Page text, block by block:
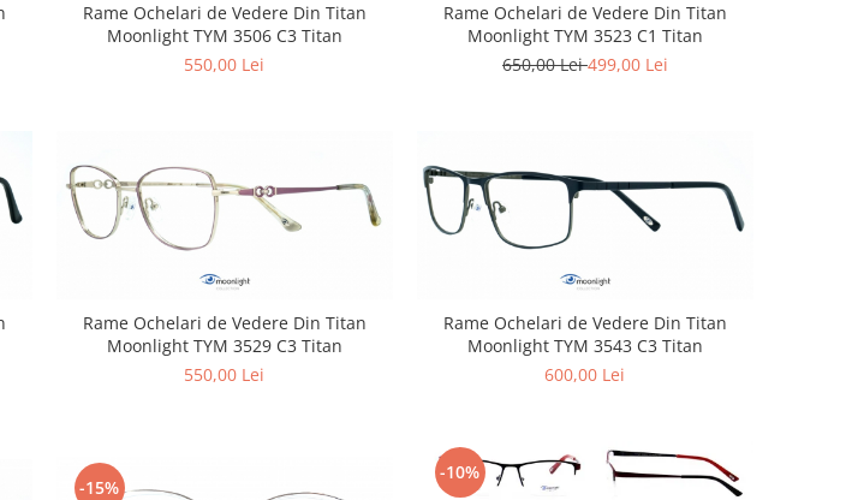
Rame Ochelari de Vedere Din Titan
Moonlight TYM 3506 C3 Titan
550,00 Lei
Rame Ochelari de Vedere Din Titan
Moonlight TYM 3523 C1 Titan
650,00 Lei499,00 Lei
Rame Ochelari de Vedere Din Titan
Moonlight TYM 3529 C3 Titan
550,00 Lei
Rame Ochelari de Vedere Din Titan
Moonlight TYM 3543 C3 Titan
600,00 Lei
-15%
-10%